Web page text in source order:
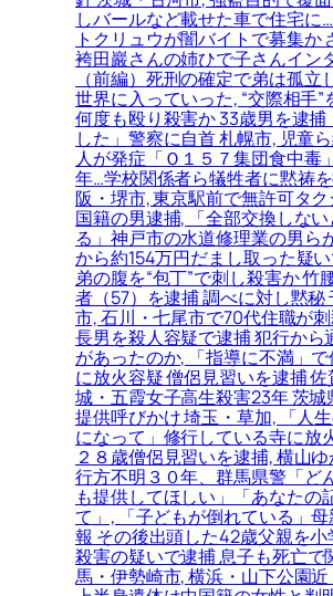
しバールなど載せた車で住宅に
トクリュウが闇バイトで募集か
袴田巖さんの姉ひで子さんイン
（前編）死刑の確定で弟は孤立
世界に入っていった, “交際相手”
何度も殴り殺害か 33歳男を逮捕
した」警察に自首 札幌市, 児童
人が発症「Ｏ１５７集団食中毒
年…学校関係者ら犠牲者に黙祷
阪・堺市, 東京駅前で無許可タ
国籍の男逮捕, 「全部交換しな
る」神戸市の水道修理業の男ら
から約154万円だまし取った疑
弟の腹を“包丁”で刺し殺害か 竹
者（57）を逮捕 調べに対し黙秘
市, 石川・七尾市で70代住職が
長男を殺人容疑で逮捕 犯行から
があったのか, 「指導に不満」
に放火容疑 僧侶見習いを逮捕 佐
城・五霞女子高生殺害23年 茨城
提供呼びかけ 埼玉・草加, 「人
になって」修行している寺に放
２８歳僧侶見習いを逮捕, 横山
行方不明３０年、群馬県警「ど
も提供してほしい」「あなたの
て」, 「子どもが倒れている」
報 その後出頭した42歳父親を小
殺害の疑いで逮捕 息子も死亡で
馬・伊勢崎市, 横浜・山下公園